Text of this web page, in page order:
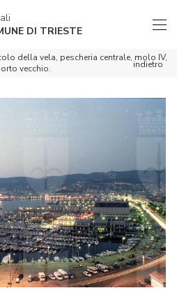
DI TRIESTE
indietro
della vela, pescheria centrale, molo IV,
vecchio.